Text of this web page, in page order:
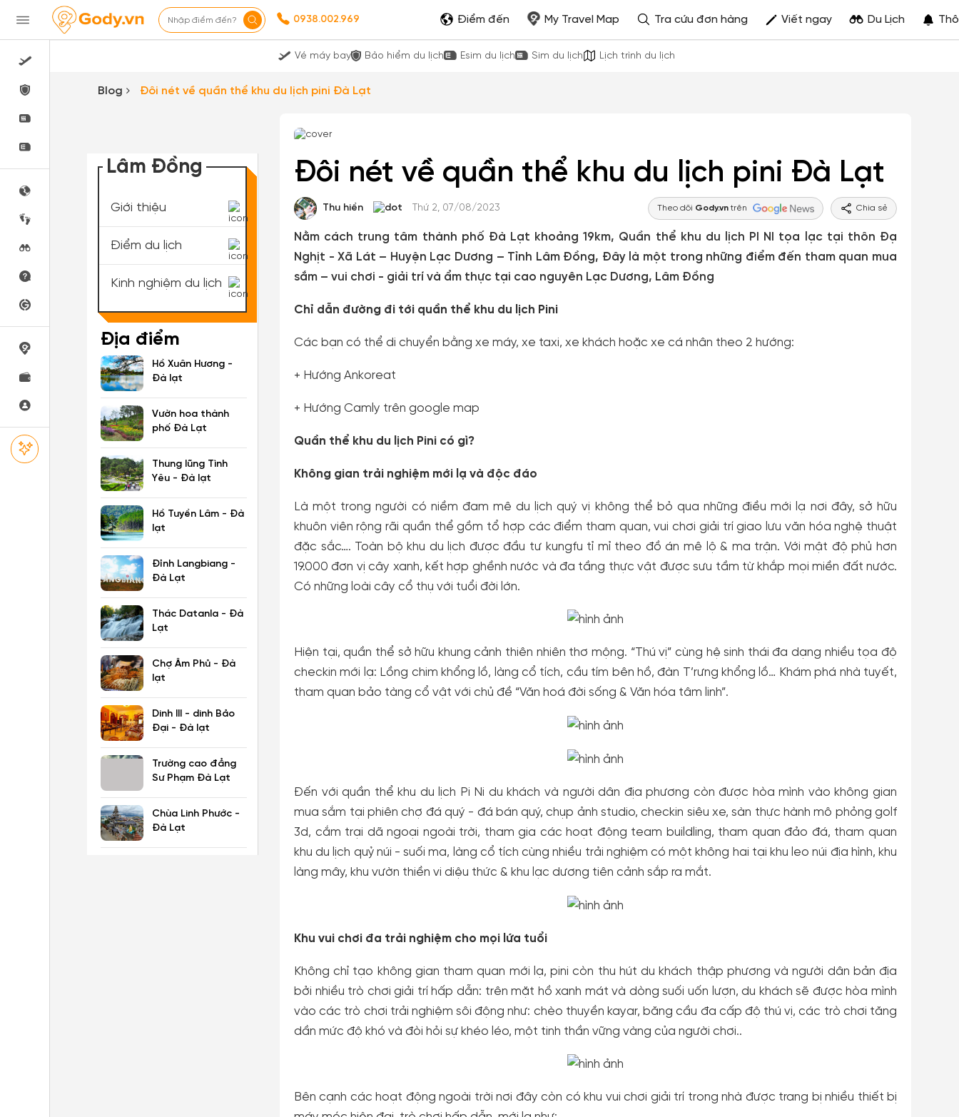
Nhập điểm đến? 0938.002.969 Điểm đến My Travel Map Tra cứu đơn hàng Viết ngay Du Lịch
Vé máy bay Bảo hiểm du lịch Esim du lịch Sim du lịch Lịch trình du lịch
Blog Đôi nét về quần thể khu du lịch pini Đà Lạt
Đôi nét về quần thể khu du lịch pini Đà Lạt
Thu hiền Thứ 2, 07/08/2023 Theo dõi Gody.vntrên Chia sẻ
Nằm cách trung tâm thành phố Đà Lạt khoảng 19km, Quần thể khu du lịch PI NI tọa lạc tại thôn Đạ
Nghịt - Xã Lát – Huyện Lạc Dương – Tỉnh Lâm Đồng, Đây là một trong những điểm đến tham quan mua
sắm – vui chơi - giải trí và ẩm thực tại cao nguyên Lạc Dương, Lâm Đồng
Chỉ dẫn đường đi tới quần thể khu du lịch Pini
Các bạn có thể di chuyển bằng xe máy, xe taxi, xe khách hoặc xe cá nhân theo 2 hướng:
+ Hướng Ankoreat
+ Hướng Camly trên google map
Quần thể khu du lịch Pini có gì?
Không gian trải nghiệm mới lạ và độc đáo
Là một trong người có niềm đam mê du lịch quý vị không thể bỏ qua những điều mới lạ nơi đây, sở hữu
khuôn viên rộng rãi quần thể gồm tổ hợp các điểm tham quan, vui chơi giải trí giao lưu văn hóa nghệ thuật
đặc sắc…. Toàn bộ khu du lịch được đầu tư kungfu tỉ mỉ theo đồ án mê lộ & ma trận. Với mật độ phủ hơn
19.000 đơn vị cây xanh, kết hợp ghềnh nước và đa tầng thực vật được sưu tầm từ khắp mọi miền đất nước.
Có những loài cây cổ thụ với tuổi đời lớn.
Hiện tại, quần thể sở hữu khung cảnh thiên nhiên thơ mộng. “Thú vị” cùng hệ sinh thái đa dạng nhiều tọa độ
checkin mới lạ: Lồng chim khổng lồ, làng cổ tích, cầu tím bên hồ, đàn T’rưng khổng lồ… Khám phá nhà tuyết,
tham quan bảo tàng cổ vật với chủ đề “Văn hoá đời sống & Văn hóa tâm linh”.
Đến với quần thể khu du lịch Pi Ni du khách và người dân địa phương còn được hòa mình vào không gian
mua sắm tại phiên chợ đá quý - đá bán quý, chụp ảnh studio, checkin siêu xe, sàn thực hành mô phỏng golf
3d, cắm trại dã ngoại ngoài trời, tham gia các hoạt động team buildling, tham quan đảo đá, tham quan
khu du lịch quỷ núi - suối ma, làng cổ tích cùng nhiều trải nghiệm có một không hai tại khu leo núi địa hình, khu
làng mây, khu vườn thiền vi diệu thức & khu lạc dương tiên cảnh sắp ra mắt.
Khu vui chơi đa trải nghiệm cho mọi lứa tuổi
Không chỉ tạo không gian tham quan mới lạ, pini còn thu hút du khách thập phương và người dân bản địa
bởi nhiều trò chơi giải trí hấp dẫn: trên mặt hồ xanh mát và dòng suối uốn lượn, du khách sẽ được hòa mình
vào các trò chơi trải nghiệm sôi động như: chèo thuyền kayar, băng cầu đa cấp độ thú vị, các trò chơi tăng
dần mức độ khó và đòi hỏi sự khéo léo, một tinh thần vững vàng của người chơi..
Bên cạnh các hoạt động ngoài trời nơi đây còn có khu vui chơi giải trí trong nhà được trang bị nhiều thiết bị
Lâm Đồng
Giới thiệu
Điểm du lịch
Kinh nghiệm du lịch
Địa điểm
Hồ Xuân Hương -
Đà lạt
Vườn hoa thành
phố Đà Lạt
Thung lũng Tình
Yêu - Đà lạt
Hồ Tuyền Lâm - Đà
lạt
Đỉnh Langbiang -
Đà Lạt
Thác Datanla - Đà
Lạt
Chợ Âm Phủ - Đà
lạt
Dinh III - dinh Bảo
Đại - Đà lạt
Trường cao đẳng
Sư Phạm Đà Lạt
Chùa Linh Phước -
Đà Lạt